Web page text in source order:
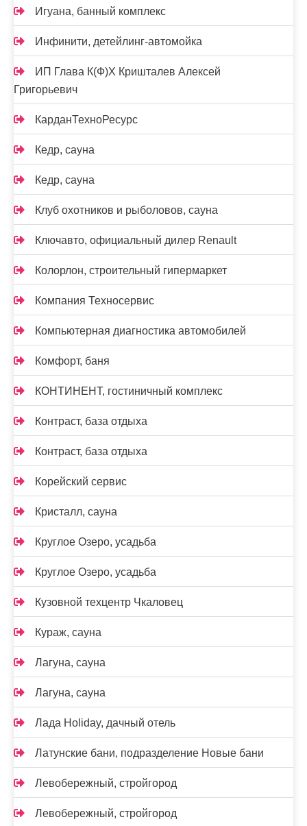
Игуана, банный комплекс
Инфинити, детейлинг-автомойка
ИП Глава К(Ф)Х Кришталев Алексей
Григорьевич
КарданТехноРесурс
Кедр, сауна
Кедр, сауна
Клуб охотников и рыболовов, сауна
Ключавто, официальный дилер Renault
Колорлон, строительный гипермаркет
Компания Техносервис
Компьютерная диагностика автомобилей
Комфорт, баня
КОНТИНЕНТ, гостиничный комплекс
Контраст, база отдыха
Контраст, база отдыха
Корейский сервис
Кристалл, сауна
Круглое Озеро, усадьба
Круглое Озеро, усадьба
Кузовной техцентр Чкаловец
Кураж, сауна
Лагуна, сауна
Лагуна, сауна
Лада Holidаy, дачный отель
Латунские бани, подразделение Новые бани
Левобережный, стройгород
Левобережный, стройгород